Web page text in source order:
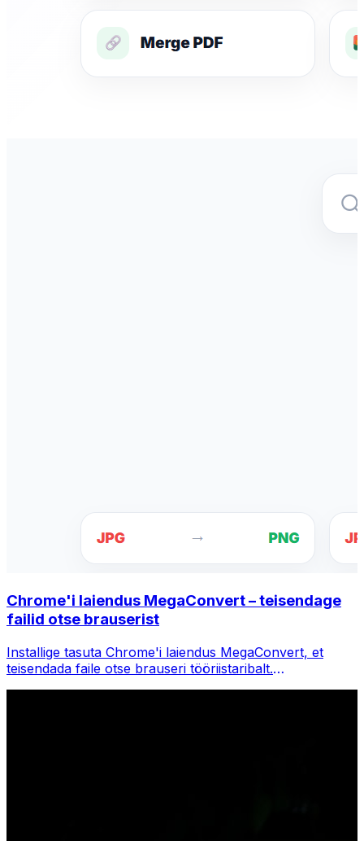
Chrome'i laiendus MegaConvert – teisendage
failid otse brauserist
Installige tasuta Chrome'i laiendus MegaConvert, et
teisendada faile otse brauseri tööriistaribalt.